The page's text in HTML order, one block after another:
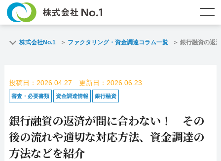
ファクタリングとは？
よくある質問 ファクタリング・資金調達コラム
企業情報 お問い合わせ
名古屋支店HP 福岡支店HP
株式会社No.1 ファクタリング・資金調達コラム一覧 銀行融資の返
投稿日：2026.04.27 更新日：2026.06.23
審査・必要書類 資金調達情報 銀行融資
銀行融資の返済が間に合わない！ その
後の流れや適切な対応方法、資金調達の
方法などを紹介